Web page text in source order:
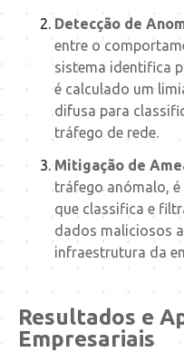
Detecção de
entre o
sistema identifica
é calculado um
difusa para
tráfego de rede.
Mitigação de
tráfego anómalo,
que classifica e
dados maliciosos
infraestrutura da
Resultados e
Empresariais